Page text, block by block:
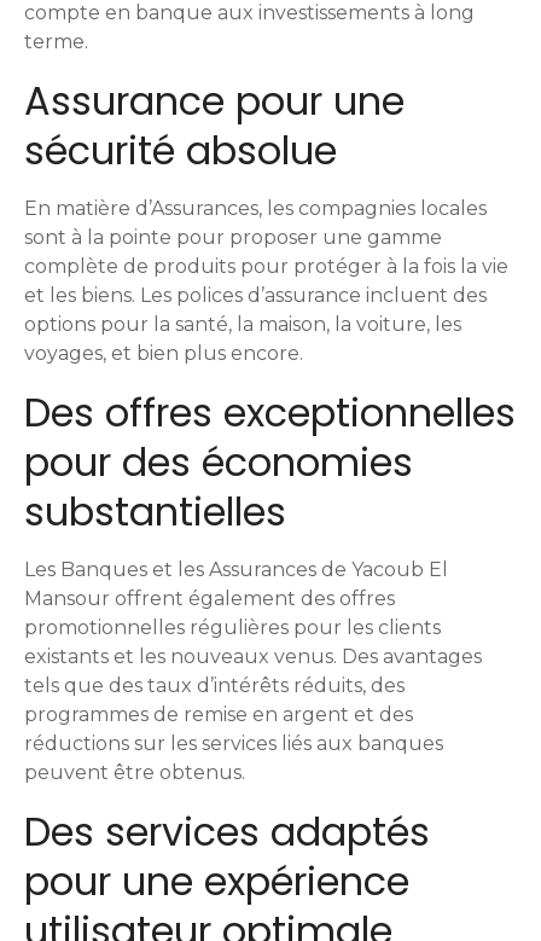
s
a
g
e
s
compte en banque aux investissements à long
terme.
Assurance pour une
sécurité absolue
En matière d’Assurances, les compagnies locales
sont à la pointe pour proposer une gamme
complète de produits pour protéger à la fois la vie
et les biens. Les polices d’assurance incluent des
options pour la santé, la maison, la voiture, les
voyages, et bien plus encore.
Des offres exceptionnelles
pour des économies
substantielles
Les Banques et les Assurances de Yacoub El
Mansour offrent également des offres
promotionnelles régulières pour les clients
existants et les nouveaux venus. Des avantages
tels que des taux d’intérêts réduits, des
programmes de remise en argent et des
réductions sur les services liés aux banques
peuvent être obtenus.
Des services adaptés
pour une expérience